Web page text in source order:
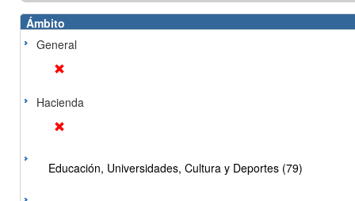
Ámbito
General
Hacienda
Educación, Universidades, Cultura y Deportes (79)